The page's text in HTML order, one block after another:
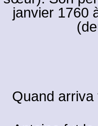
janvier 1760
Quand arriva